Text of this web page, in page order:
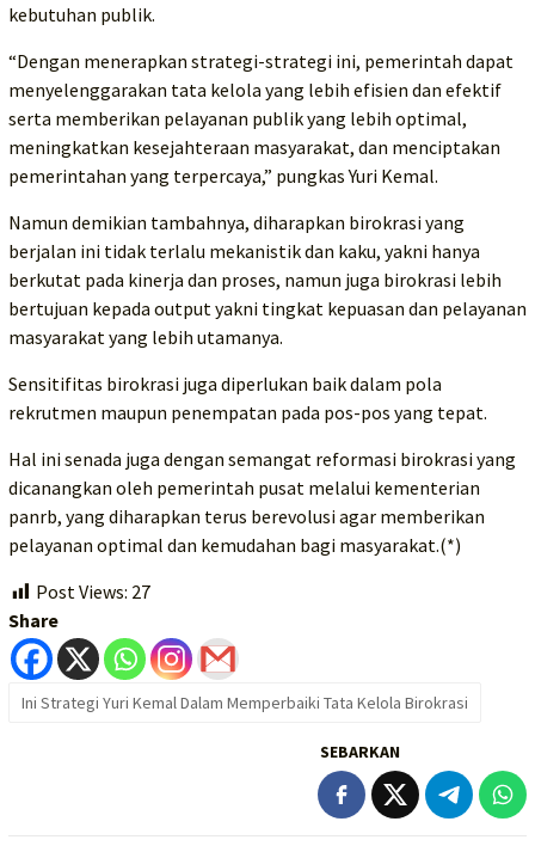
kebutuhan publik.
“Dengan menerapkan strategi-strategi ini, pemerintah dapat
menyelenggarakan tata kelola yang lebih efisien dan efektif
serta memberikan pelayanan publik yang lebih optimal,
meningkatkan kesejahteraan masyarakat, dan menciptakan
pemerintahan yang terpercaya,” pungkas Yuri Kemal.
Namun demikian tambahnya, diharapkan birokrasi yang
berjalan ini tidak terlalu mekanistik dan kaku, yakni hanya
berkutat pada kinerja dan proses, namun juga birokrasi lebih
bertujuan kepada output yakni tingkat kepuasan dan pelayanan
masyarakat yang lebih utamanya.
Sensitifitas birokrasi juga diperlukan baik dalam pola
rekrutmen maupun penempatan pada pos-pos yang tepat.
Hal ini senada juga dengan semangat reformasi birokrasi yang
dicanangkan oleh pemerintah pusat melalui kementerian
panrb, yang diharapkan terus berevolusi agar memberikan
pelayanan optimal dan kemudahan bagi masyarakat.(*)
Post Views: 27
Share
Ini Strategi Yuri Kemal Dalam Memperbaiki Tata Kelola Birokrasi
SEBARKAN